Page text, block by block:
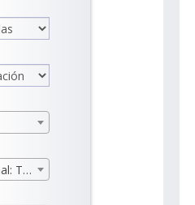
Autor Institucional: Todos